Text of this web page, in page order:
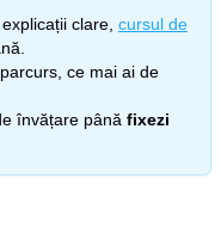
explicații clare, cursul de
ce mai ai de
învățare până fixezi